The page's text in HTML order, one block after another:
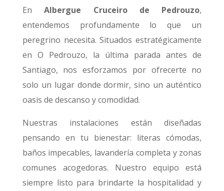
EnAlbergue Cruceiro de Pedrouzo,
entendemos profundamente lo que un
peregrino necesita. Situados estratégicamente
en O Pedrouzo, la última parada antes de
Santiago, nos esforzamos por ofrecerte no
solo un lugar donde dormir, sino un auténtico
oasis de descanso y comodidad.
Nuestras instalaciones están diseñadas
pensando en tu bienestar: literas cómodas,
baños impecables, lavandería completa y zonas
comunes acogedoras. Nuestro equipo está
siempre listo para brindarte la hospitalidad y